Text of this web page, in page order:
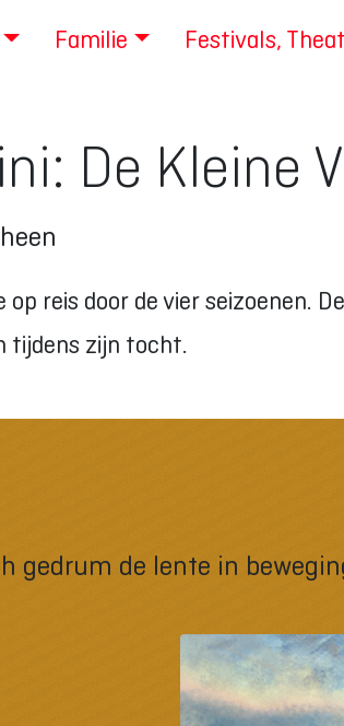
Familie Festivals,
De Kleine
reis door de vier seizoenen.
tijdens zijn tocht.
gedrum de lente in